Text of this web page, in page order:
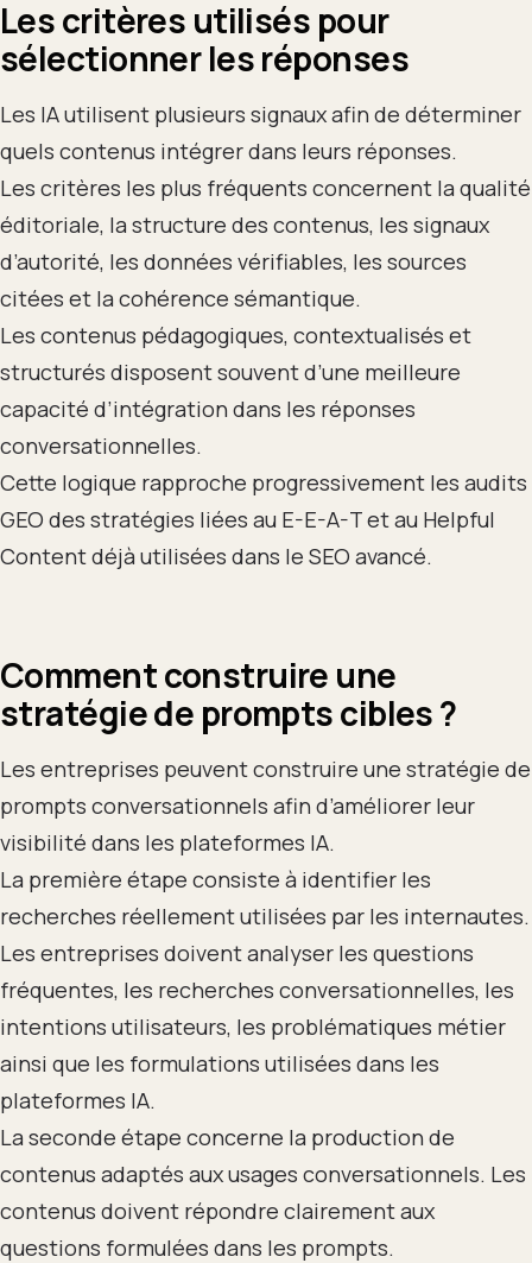
Les critères utilisés pour
sélectionner les réponses
Les IA utilisent plusieurs signaux afin de déterminer
quels contenus intégrer dans leurs réponses.
Les critères les plus fréquents concernent la qualité
éditoriale, la structure des contenus, les signaux
d’autorité, les données vérifiables, les sources
citées et la cohérence sémantique.
Les contenus pédagogiques, contextualisés et
structurés disposent souvent d’une meilleure
capacité d’intégration dans les réponses
conversationnelles.
Cette logique rapproche progressivement les audits
GEO des stratégies liées au E-E-A-T et au Helpful
Content déjà utilisées dans le SEO avancé.
Comment construire une
stratégie de prompts cibles ?
Les entreprises peuvent construire une stratégie de
prompts conversationnels afin d’améliorer leur
visibilité dans les plateformes IA.
La première étape consiste à identifier les
recherches réellement utilisées par les internautes.
Les entreprises doivent analyser les questions
fréquentes, les recherches conversationnelles, les
intentions utilisateurs, les problématiques métier
ainsi que les formulations utilisées dans les
plateformes IA.
La seconde étape concerne la production de
contenus adaptés aux usages conversationnels. Les
contenus doivent répondre clairement aux
questions formulées dans les prompts.